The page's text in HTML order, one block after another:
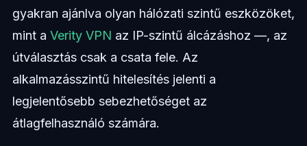
gyakran ajánlva olyan hálózati szintű eszközöket,
mint a Verity VPN az IP-szintű álcázáshoz —, az
útválasztás csak a csata fele. Az
alkalmazásszintű hitelesítés jelenti a
legjelentősebb sebezhetőséget az
átlagfelhasználó számára.